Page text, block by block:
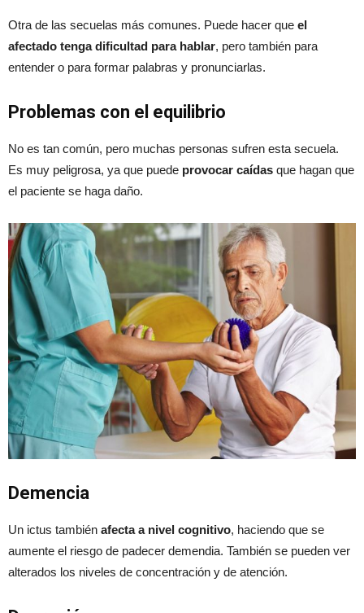
Otra de las secuelas más comunes. Puede hacer que el
afectado tenga dificultad para hablar, pero también para
entender o para formar palabras y pronunciarlas.
Problemas con el equilibrio
No es tan común, pero muchas personas sufren esta secuela.
Es muy peligrosa, ya que puede provocar caídas que hagan que
el paciente se haga daño.
Demencia
Un ictus también afecta a nivel cognitivo, haciendo que se
aumente el riesgo de padecer demendia. También se pueden ver
alterados los niveles de concentración y de atención.